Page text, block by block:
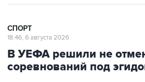
СПОРТ
18:46, 6 августа 2026
В УЕФА решили не
соревнований под